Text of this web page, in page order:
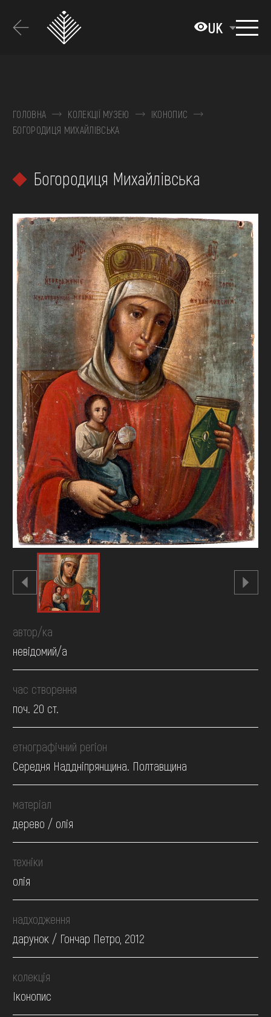
основного
UK
КОЛЕКЦІЇ
ВИСТАВКИ ТА ПОДІЇ
ВІДВІДАТИ
НАВЧИТИСЯ
ПОСЛУГИ
FAQ
ОНЛАЙН-КРАМНИЦЯ
ПІДТРИМАТИ
ГОЛОВНА КОЛЕКЦІЇ МУЗЕЮ
ІКОНОПИС
БОГОРОДИЦЯ МИХАЙЛІВСЬКА
Богородиця Михайлівська
автор/ка
невідомий/а
час створення
поч. 20 ст.
етнографічний регіон
Середня Наддніпрянщина. Полтавщина
матеріал
дерево / олія
техніки
олія
надходження
дарунок / Гончар Петро, 2012
колекція
Іконопис